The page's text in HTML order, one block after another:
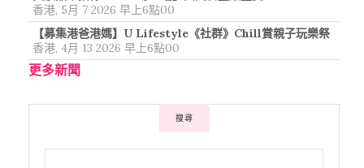
香港, 5月 7 2026 早上6點00
【募集港爸港媽】U Lifestyle《社群》Chill賞親子玩樂祭
香港, 4月 13 2026 早上6點00
更多新聞
搜尋